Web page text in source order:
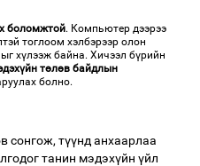
боломжтой. Компьютер дээрээ
тоглоом хэлбэрээр олон
хүлээж байна. Хичээл бүрийн
төлөв байдлын
болно.
сонгож, түүнд анхаарлаа
танин мэдэхүйн үйл